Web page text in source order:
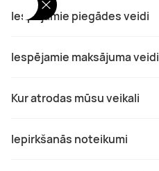
Iespējamie piegādes veidi
Iespējamie maksājuma veidi
Kur atrodas mūsu veikali
Iepirkšanās noteikumi